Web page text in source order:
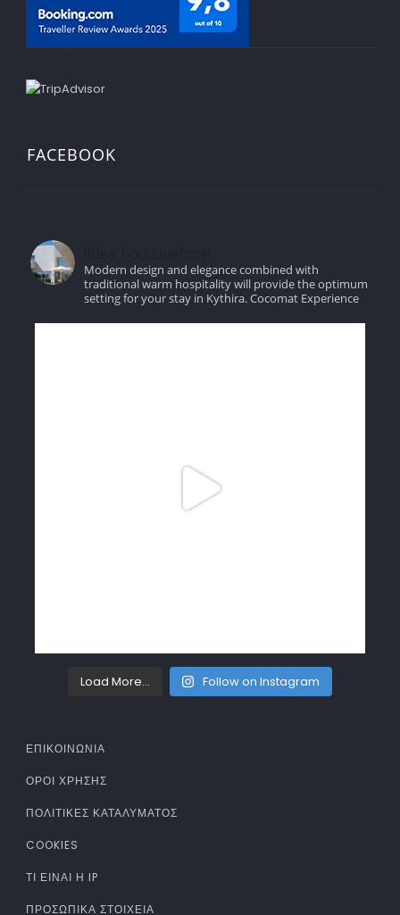
FACEBOOK
Modern design and elegance combined with
traditional warm hospitality will provide the optimum
setting for your stay in Kythira.Cocomat Experience
Load More... Follow on Instagram
ΕΠΙΚΟΙΝΩΝΙΑ
ΌΡΟΙ ΧΡΉΣΗΣ
ΠΟΛΙΤΙΚΈΣ ΚΑΤΑΛΎΜΑΤΟΣ
COOKIES
ΤΊ ΕΊΝΑΙ Η IP
ΠΡΟΣΩΠΙΚΆ ΣΤΟΙΧΕΊΑ